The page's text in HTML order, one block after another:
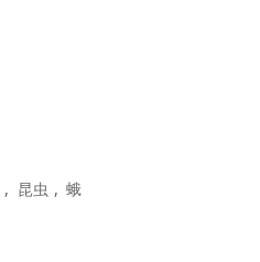
昆虫 蛾